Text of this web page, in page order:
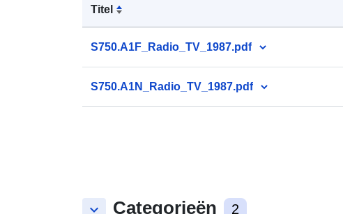
Titel
S750.A1F_Radio_TV_1987.pdf
S750.A1N_Radio_TV_1987.pdf
keyboard_arrow_down Categorieën 2